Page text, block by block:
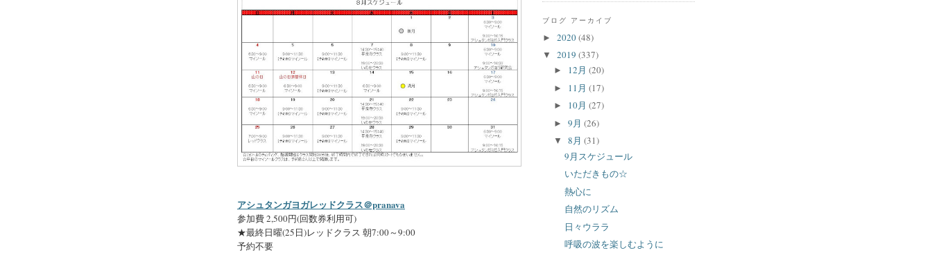
アシュタンガヨガレッドクラス＠pranava
参加費 2,500円(回数券利用可)
★最終日曜(25日)レッドクラス 朝7:00～9:00
予約不要
ブログ アーカイブ
► 2020(48)
▼ 2019 (337)
► 12月 (20)
► 11月 (17)
► 10月 (27)
► 9月 (26)
▼ 8月 (31)
9月スケジュール
いただきもの☆
熱心に
自然のリズム
日々ウララ
呼吸の波を楽しむように